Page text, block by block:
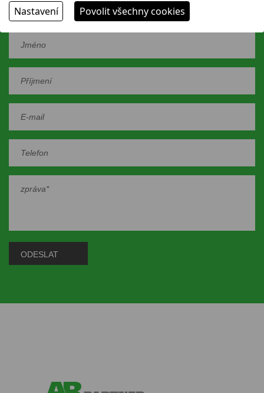
REZERVAČNÍ FORMULÁŘ
Nastavení Povolit všechny cookies